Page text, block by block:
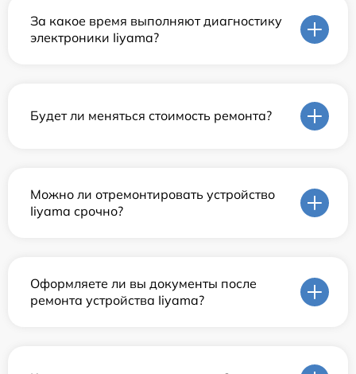
За какое время выполняют диагностику
электроники Iiyama?
Будет ли меняться стоимость ремонта?
Можно ли отремонтировать устройство
Iiyama срочно?
Оформляете ли вы документы после
ремонта устройства Iiyama?